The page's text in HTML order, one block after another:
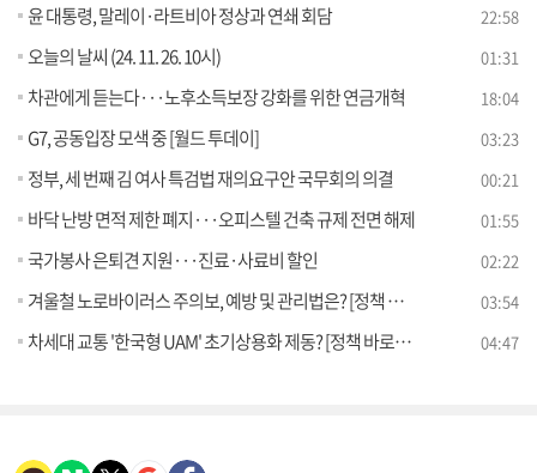
윤 대통령, 말레이·라트비아 정상과 연쇄 회담 22:58
오늘의 날씨 (24. 11. 26. 10시) 01:31
차관에게 듣는다···노후소득보장 강화를 위한 연금개혁 18:04
G7, 공동입장 모색 중 [월드 투데이] 03:23
정부, 세 번째 김 여사 특검법 재의요구안 국무회의 의결 00:21
바닥 난방 면적 제한 폐지···오피스텔 건축 규제 전면 해제 01:55
국가봉사 은퇴견 지원···진료·사료비 할인 02:22
겨울철 노로바이러스 주의보, 예방 및 관리법은? [정책 바로보기] 03:54
차세대 교통 '한국형 UAM' 초기상용화 제동? [정책 바로보기] 04:47